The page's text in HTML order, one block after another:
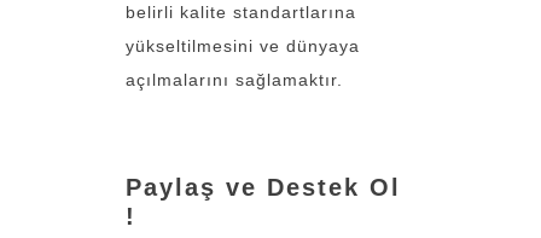
belirli kalite standartlarına
yükseltilmesini ve dünyaya
açılmalarını sağlamaktır.
Paylaş ve Destek Ol
!